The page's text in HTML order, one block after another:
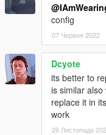
config
07 Червня 2022
Dcyote
its better to
is similar
replace it in
work
26 Листопада